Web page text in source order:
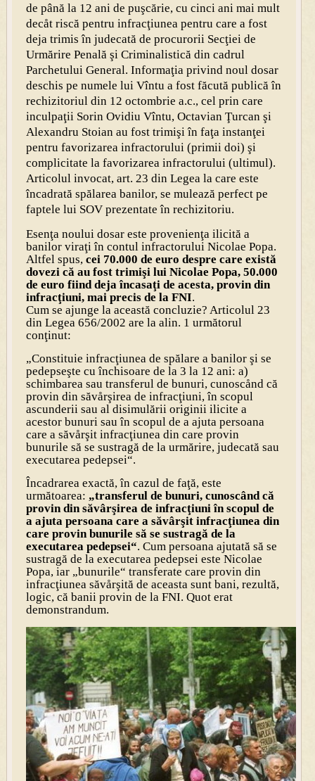
de până la 12 ani de puşcărie, cu cinci ani mai mult
decåt riscă pentru infracţiunea pentru care a fost
deja trimis în judecată de procurorii Secţiei de
Urmărire Penală şi Criminalistică din cadrul
Parchetului General. Informaţia privind noul dosar
deschis pe numele lui Vîntu a fost făcută publică în
rechizitoriul din 12 octombrie a.c., cel prin care
inculpaţii Sorin Ovidiu Vîntu, Octavian Ţurcan şi
Alexandru Stoian au fost trimişi în faţa instanţei
pentru favorizarea infractorului (primii doi) şi
complicitate la favorizarea infractorului (ultimul).
Articolul invocat, art. 23 din Legea la care este
încadrată spălarea banilor, se mulează perfect pe
faptele lui SOV prezentate în rechizitoriu.
Esenţa noului dosar este provenienţa ilicită a
banilor viraţi în contul infractorului Nicolae Popa.
Altfel spus, cei 70.000 de euro despre care există
dovezi că au fost trimişi lui Nicolae Popa, 50.000
de euro fiind deja încasaţi de acesta, provin din
infracţiuni, mai precis de la FNI.
Cum se ajunge la această concluzie? Articolul 23
din Legea 656/2002 are la alin. 1 următorul
conţinut:
„Constituie infracţiunea de spălare a banilor şi se
pedepseşte cu închisoare de la 3 la 12 ani: a)
schimbarea sau transferul de bunuri, cunoscånd că
provin din săvårşirea de infracţiuni, în scopul
ascunderii sau al disimulării originii ilicite a
acestor bunuri sau în scopul de a ajuta persoana
care a săvårşit infracţiunea din care provin
bunurile să se sustragă de la urmărire, judecată sau
executarea pedepsei“.
Încadrarea exactă, în cazul de faţă, este
următoarea: „transferul de bunuri, cunoscând că
provin din săvârşirea de infracţiuni în scopul de
a ajuta persoana care a săvârşit infracţiunea din
care provin bunurile să se sustragă de la
executarea pedepsei“. Cum persoana ajutată să se
sustragă de la executarea pedepsei este Nicolae
Popa, iar „bunurile“ transferate care provin din
infracţiunea săvårşită de aceasta sunt bani, rezultă,
logic, că banii provin de la FNI. Quot erat
demonstrandum.